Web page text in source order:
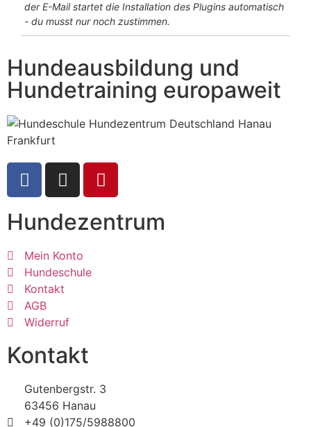
der E-Mail startet die Installation des Plugins automatisch
- du musst nur noch zustimmen.
Hundeausbildung und
Hundetraining europaweit
Hundezentrum
Mein Konto
Hundeschule
Kontakt
AGB
Widerruf
Kontakt
Gutenbergstr. 3
63456 Hanau
+49 (0)175/5988800